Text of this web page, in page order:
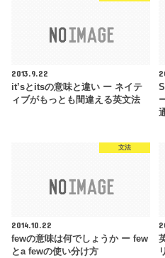
2013.9.22
it’sとitsの意味と違い ー ネイテ
ィブがもっとも間違える英文法
文法
2014.10.22
fewの意味は何でしょうか ー few
とa fewの使い分け方